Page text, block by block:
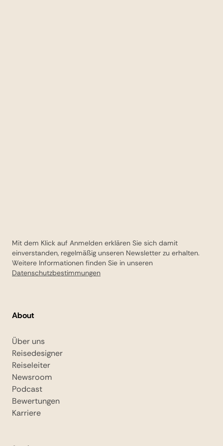
Mit dem Klick auf Anmelden erklären Sie sich damit
einverstanden, regelmäßig unseren Newsletter zu erhalten.
Weitere Informationen finden Sie in unseren
Datenschutzbestimmungen
About
Über uns
Reisedesigner
Reiseleiter
Newsroom
Podcast
Bewertungen
Karriere